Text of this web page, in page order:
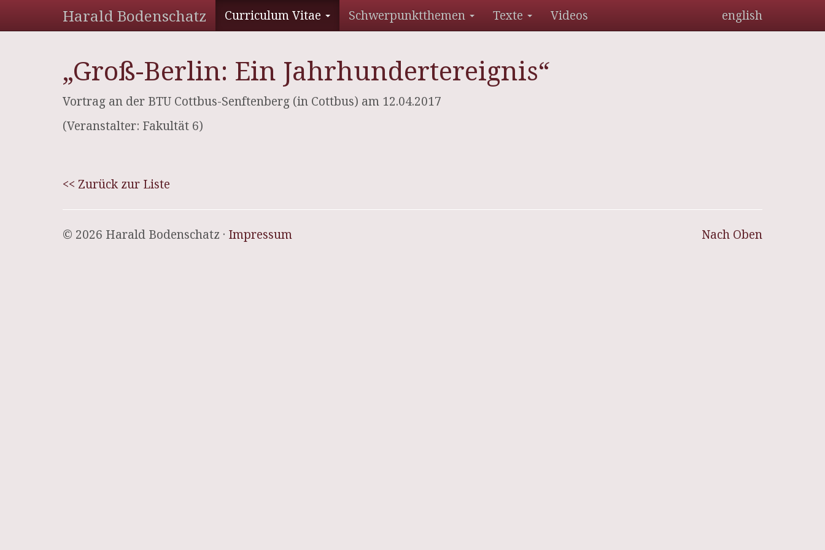
Harald Bodenschatz Curriculum Vitae Schwerpunktthemen Texte Videos english
„Groß-Berlin: Ein Jahrhundertereignis“
Vortrag an der BTU Cottbus-Senftenberg (in Cottbus) am 12.04.2017
(Veranstalter: Fakultät 6)
<< Zurück zur Liste
Nach Oben
© 2026 Harald Bodenschatz · Impressum